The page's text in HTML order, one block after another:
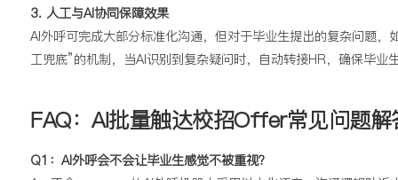
3. 人工与AI协同保障效果
AI外呼可完成大部分标准化沟通，但对于毕业生提出的复杂问题
工兜底”的机制，当AI识别到复杂疑问时，自动转接HR，确保毕
FAQ：AI批量触达校招Offer常见问题解
Q1：AI外呼会不会让毕业生感觉不被重视？